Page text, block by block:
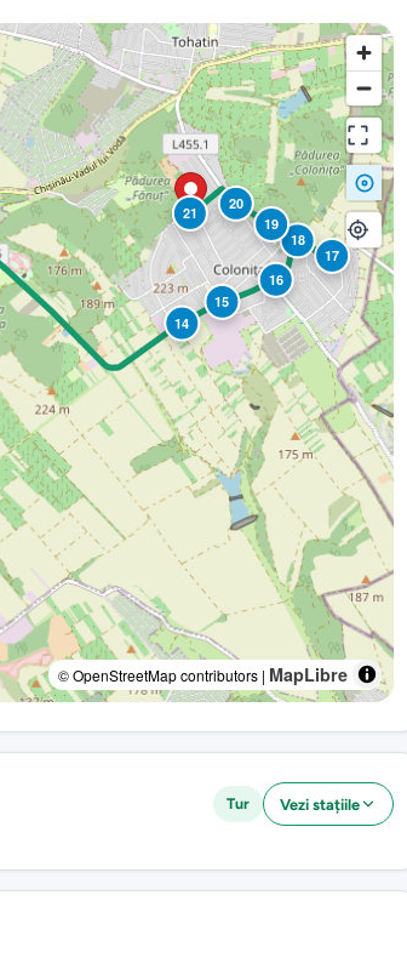
© OpenStreetMap contributors | MapLibre
14
15
16
17
18
19
20
21
Tur Vezi stațiile